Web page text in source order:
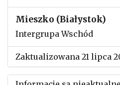
Mieszko (Białystok)
Intergrupa Wschód
Zaktualizowana 21 lipca